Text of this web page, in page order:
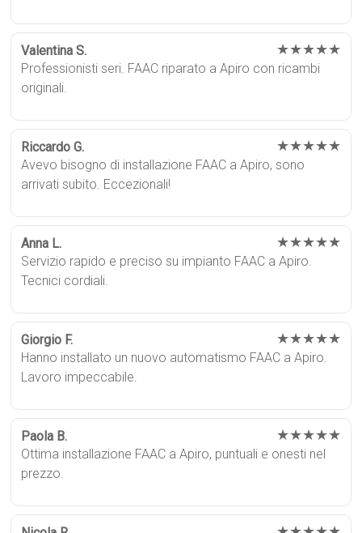
Valentina S. ★★★★★
Professionisti seri. FAAC riparato a Apiro con ricambi
originali.
Riccardo G. ★★★★★
Avevo bisogno di installazione FAAC a Apiro, sono
arrivati subito. Eccezionali!
Anna L. ★★★★★
Servizio rapido e preciso su impianto FAAC a Apiro.
Tecnici cordiali.
Giorgio F. ★★★★★
Hanno installato un nuovo automatismo FAAC a Apiro.
Lavoro impeccabile.
Paola B. ★★★★★
Ottima installazione FAAC a Apiro, puntuali e onesti nel
prezzo.